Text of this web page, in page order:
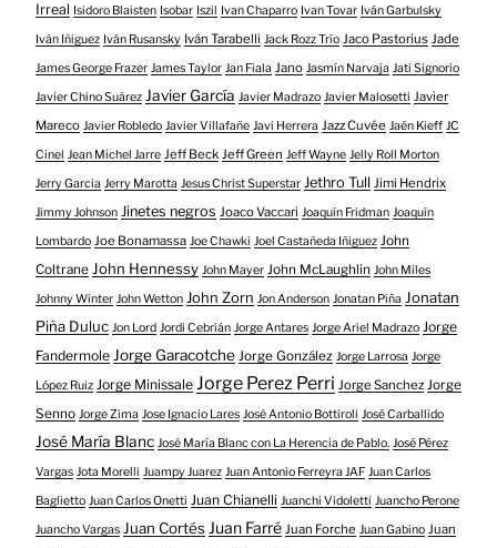
Irreal Isidoro Blaisten Isobar Iszil Ivan Chaparro Ivan Tovar Iván Garbulsky
Iván Iñiguez Iván Rusansky Iván Tarabelli Jack Rozz Trío Jaco Pastorius Jade
James George Frazer James Taylor Jan Fiala Jano Jasmín Narvaja Jati Signorio
Javier Chino Suárez Javier García Javier Madrazo Javier Malosetti Javier
Mareco Javier Robledo Javier Villafañe Javi Herrera Jazz Cuvée Jaén Kieff JC
Cinel Jean Michel Jarre Jeff Beck Jeff Green Jeff Wayne Jelly Roll Morton
Jerry Garcia Jerry Marotta Jesus Christ Superstar Jethro Tull Jimi Hendrix
Jimmy Johnson Jinetes negros Joaco Vaccari Joaquín Fridman Joaquín
Lombardo Joe Bonamassa Joe Chawki Joel Castañeda Iñiguez John
Coltrane John Hennessy John Mayer John McLaughlin John Miles
Johnny Winter John Wetton John Zorn Jon Anderson Jonatan Piña Jonatan
Piña Duluc Jon Lord Jordi Cebrián Jorge Antares Jorge Ariel Madrazo Jorge
Fandermole Jorge Garacotche Jorge González Jorge Larrosa Jorge
López Ruiz Jorge Minissale Jorge Perez Perri Jorge Sanchez Jorge
Senno Jorge Zima Jose Ignacio Lares José Antonio Bottiroli José Carballido
José María Blanc José María Blanc con La Herencia de Pablo. José Pérez
Vargas Jota Morelli Juampy Juarez Juan Antonio Ferreyra JAF Juan Carlos
Baglietto Juan Carlos Onetti Juan Chianelli Juanchi Vidoletti Juancho Perone
Juancho Vargas Juan Cortés Juan Farré Juan Forche Juan Gabino Juan